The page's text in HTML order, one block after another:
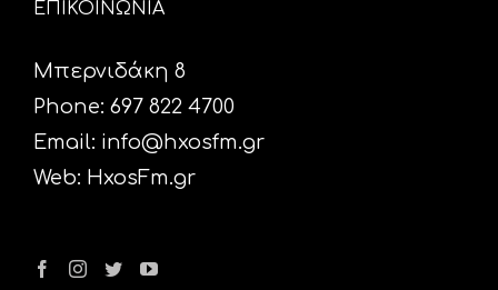
ΕΠΙΚΟΙΝΩΝΙΑ
Μπερνιδάκη 8
Phone: 697 822 4700
Email: info@hxosfm.gr
Web: HxosFm.gr